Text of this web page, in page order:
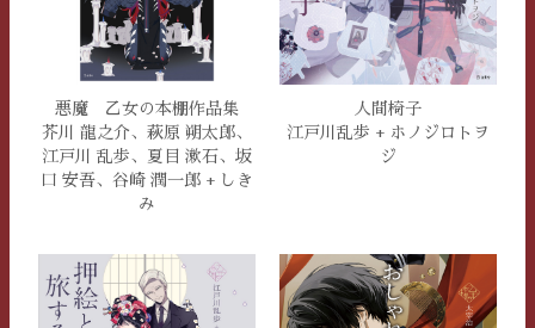
悪魔 乙女の本棚作品集
芥川 龍之介、萩原 朔太郎、
江戸川 乱歩、夏目 漱石、坂
口 安吾、谷崎 潤一郎 + しき
み
人間椅子
江戸川乱歩 + ホノジロトヲ
ジ